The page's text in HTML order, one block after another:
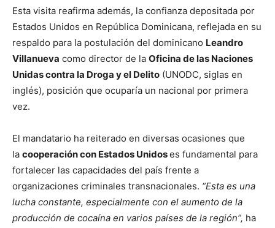
Esta visita reafirma además, la confianza depositada por
Estados Unidos en República Dominicana, reflejada en su
respaldo para la postulación del dominicano Leandro
Villanueva como director de la Oficina de las Naciones
Unidas contra la Droga y el Delito (UNODC, siglas en
inglés), posición que ocuparía un nacional por primera
vez.
El mandatario ha reiterado en diversas ocasiones que
la cooperación con Estados Unidoses fundamental para
fortalecer las capacidades del país frente a
organizaciones criminales transnacionales. “Esta es una
lucha constante, especialmente con el aumento de la
producción de cocaína en varios países de la región”, ha